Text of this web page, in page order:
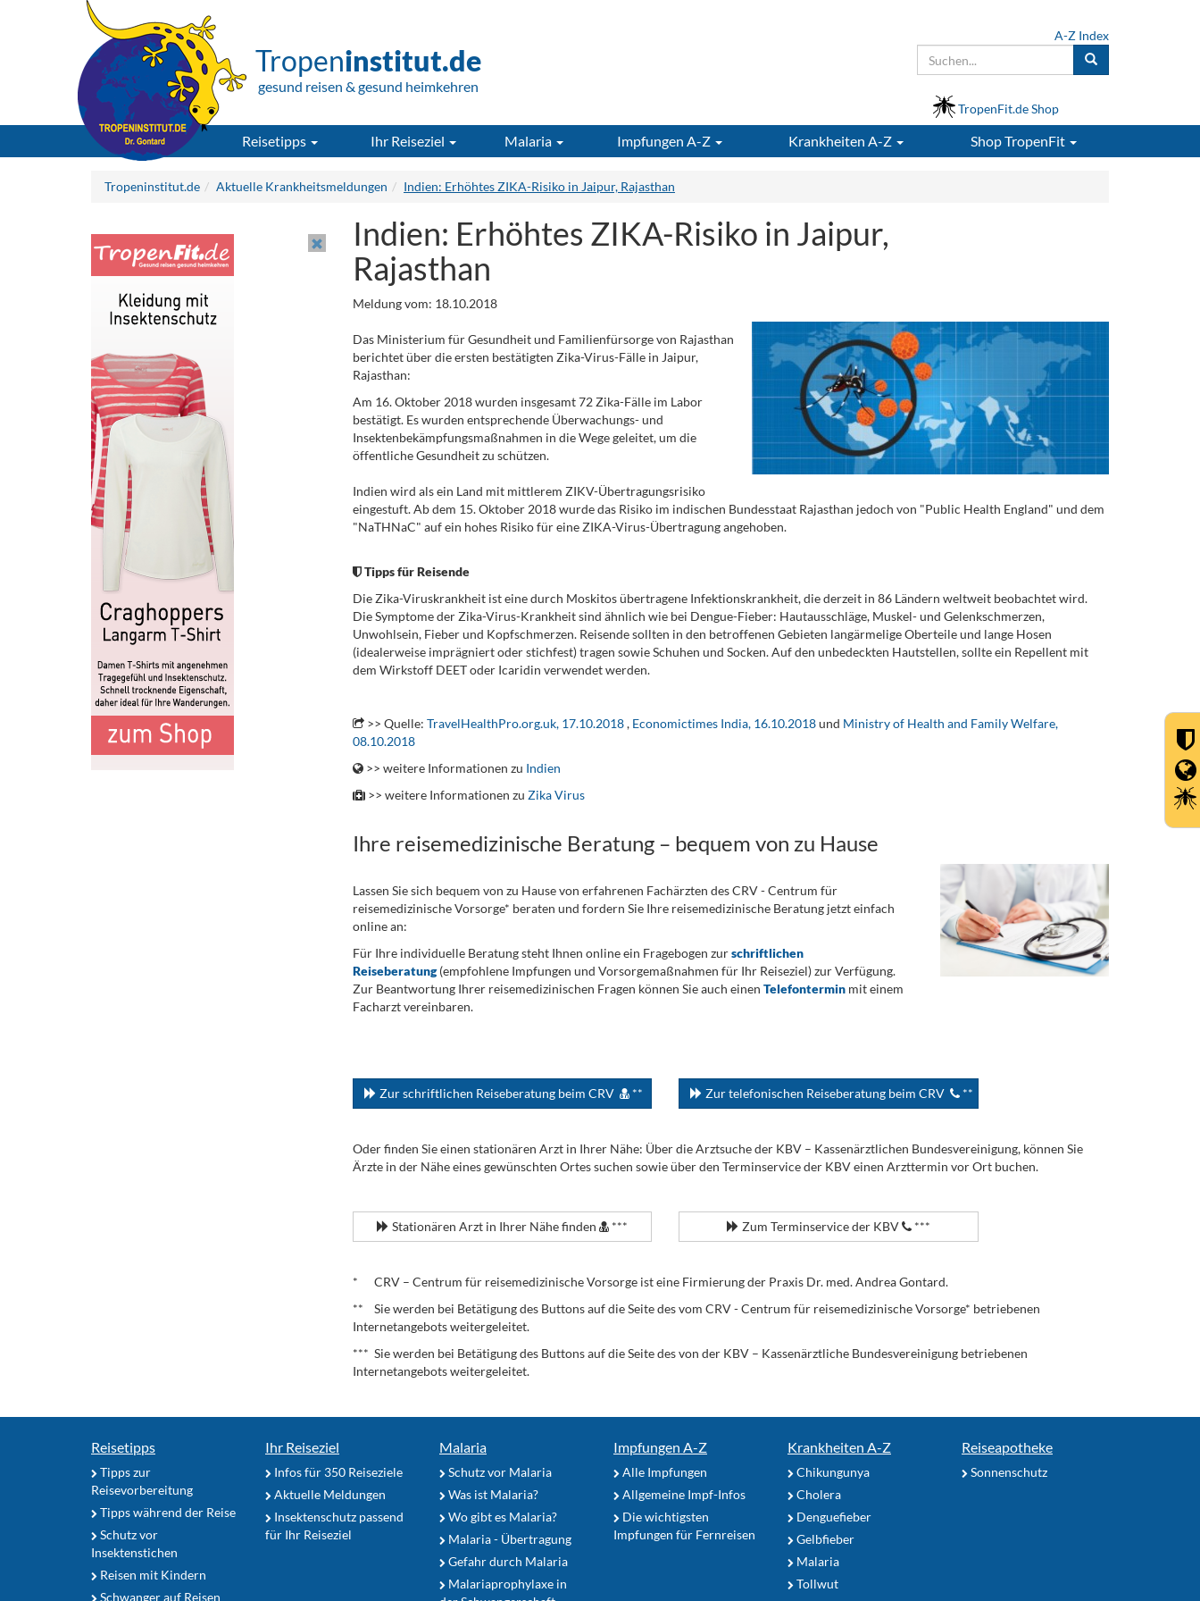
Tropeninstitut.de
gesund reisen & gesund heimkehren
A-Z Index
TropenFit.de Shop
Reisetipps Ihr Reiseziel Malaria Impfungen A-Z Krankheiten A-Z ShopTropenFit
Tropeninstitut.de Aktuelle Krankheitsmeldungen Indien: Erhöhtes ZIKA-Risiko in Jaipur, Rajasthan
Indien: Erhöhtes ZIKA-Risiko in Jaipur,
Rajasthan
Meldung vom: 18.10.2018
Das Ministerium für Gesundheit und Familienfürsorge von Rajasthan
berichtet über die ersten bestätigten Zika-Virus-Fälle in Jaipur,
Rajasthan:
Am 16. Oktober 2018 wurden insgesamt 72 Zika-Fälle im Labor
bestätigt. Es wurden entsprechende Überwachungs- und
Insektenbekämpfungsmaßnahmen in die Wege geleitet, um die
öffentliche Gesundheit zu schützen.
Indien wird als ein Land mit mittlerem ZIKV-Übertragungsrisiko
eingestuft. Ab dem 15. Oktober 2018 wurde das Risiko im indischen Bundesstaat Rajasthan jedoch von "Public Health England" und dem
"NaTHNaC" auf ein hohes Risiko für eine ZIKA-Virus-Übertragung angehoben.
Tipps für Reisende
Die Zika-Viruskrankheit ist eine durch Moskitos übertragene Infektionskrankheit, die derzeit in 86 Ländern weltweit beobachtet wird.
Die Symptome der Zika-Virus-Krankheit sind ähnlich wie bei Dengue-Fieber: Hautausschläge, Muskel- und Gelenkschmerzen,
Unwohlsein, Fieber und Kopfschmerzen. Reisende sollten in den betroffenen Gebieten langärmelige Oberteile und lange Hosen
(idealerweise imprägniert oder stichfest) tragen sowie Schuhen und Socken. Auf den unbedeckten Hautstellen, sollte ein Repellent mit
dem Wirkstoff DEET oder Icaridin verwendet werden.
>> Quelle: TravelHealthPro.org.uk, 17.10.2018, Economictimes India, 16.10.2018und Ministry of Health and Family Welfare,
08.10.2018
>> weitere Informationen zu Indien
>> weitere Informationen zu Zika Virus
Ihre reisemedizinische Beratung – bequem von zu Hause
Lassen Sie sich bequem von zu Hause von erfahrenen Fachärzten des CRV - Centrum für
reisemedizinische Vorsorge* beraten und fordern Sie Ihre reisemedizinische Beratung jetzt einfach
online an:
Für Ihre individuelle Beratung steht Ihnen online ein Fragebogen zurschriftlichen
Reiseberatung(empfohlene Impfungen und Vorsorgemaßnahmen für Ihr Reiseziel) zur Verfügung.
Zur Beantwortung Ihrer reisemedizinischen Fragen können Sie auch einen Telefonterminmit einem
Facharzt vereinbaren.
Zur schriftlichen Reiseberatung beim CRV ** Zur telefonischen Reiseberatung beim CRV **
Oder finden Sie einen stationären Arzt in Ihrer Nähe: Über die Arztsuche der KBV – Kassenärztlichen Bundesvereinigung, können Sie
Ärzte in der Nähe eines gewünschten Ortes suchen sowie über den Terminservice der KBV einen Arzttermin vor Ort buchen.
Stationären Arzt in Ihrer Nähe finden *** Zum Terminservice der KBV ***
* CRV – Centrum für reisemedizinische Vorsorge ist eine Firmierung der Praxis Dr. med. Andrea Gontard.
** Sie werden bei Betätigung des Buttons auf die Seite des vom CRV - Centrum für reisemedizinische Vorsorge* betriebenen
Internetangebots weitergeleitet.
*** Sie werden bei Betätigung des Buttons auf die Seite des von der KBV – Kassenärztliche Bundesvereinigung betriebenen
Internetangebots weitergeleitet.
Reisetipps
Tipps zur
Reisevorbereitung
Tipps während der Reise
Schutz vor
Insektenstichen
Reisen mit Kindern
Schwanger auf Reisen
Ihr Reiseziel
Infos für 350 Reiseziele
Aktuelle Meldungen
Insektenschutz passend
für Ihr Reiseziel
Malaria
Schutz vor Malaria
Was ist Malaria?
Wo gibt es Malaria?
Malaria - Übertragung
Gefahr durch Malaria
Malariaprophylaxe in
Impfungen A-Z
Alle Impfungen
Allgemeine Impf-Infos
Die wichtigsten
Impfungen für Fernreisen
Krankheiten A-Z
Chikungunya
Cholera
Denguefieber
Gelbfieber
Malaria
Tollwut
Reiseapotheke
Sonnenschutz